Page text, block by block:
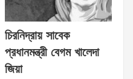
চিরনিদ্রায় সাবেক
প্রধানমন্ত্রী বেগম খালেদা
জিয়া